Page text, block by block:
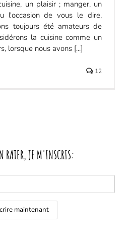
un plaisir ; manger, un
l'occasion de vous le dire,
toujours été amateurs de
la cuisine comme un
lorsque nous avons [...]
12
RATER, JE M'INSCRIS: